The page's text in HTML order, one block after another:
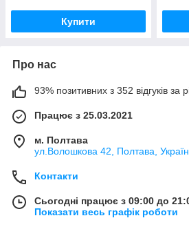
Купити
Про нас
93% позитивних з 352 відгуків за
Працює з 25.03.2021
м. Полтава
ул.Волошкова 42, Полтава,
Контакти
Сьогодні працює з 09:00 до
Показати весь графік роботи